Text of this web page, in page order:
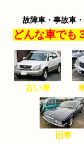
故障車・事故車
どんな車でも
古い車
​旧車